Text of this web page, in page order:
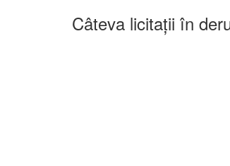
Câteva licitații în